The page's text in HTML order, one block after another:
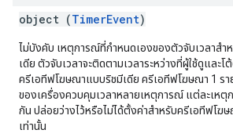
object (TimerEvent)
ไม่บังคับ เหตุการณ์ที่กำหนดเองของตัวจับเวลาส
เดีย ตัวจับเวลาจะติดตามเวลาระหว่างที่ผู้ใช้ดูและ
ครีเอทีฟโฆษณาแบบริชมีเดีย ครีเอทีฟโฆษณา 1 ร
ของเครื่องควบคุมเวลาหลายเหตุการณ์ แต่ละเหตุ
กัน ปล่อยว่างไว้หรือไม่ได้ตั้งค่าสำหรับครีเอทีฟโฆ
เท่านั้น